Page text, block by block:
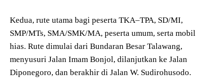
Kedua, rute utama bagi peserta TKA–TPA, SD/MI,
SMP/MTs, SMA/SMK/MA, peserta umum, serta mobil
hias. Rute dimulai dari Bundaran Besar Talawang,
menyusuri Jalan Imam Bonjol, dilanjutkan ke Jalan
Diponegoro, dan berakhir di Jalan W. Sudirohusodo.